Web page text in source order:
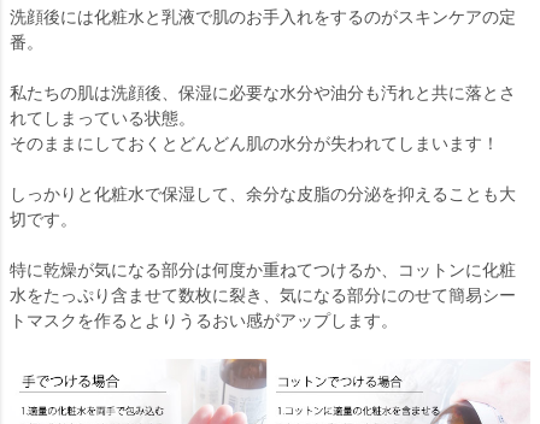
洗顔後には化粧水と乳液で肌のお手入れをするのがスキンケアの定
番。
私たちの肌は洗顔後、保湿に必要な水分や油分も汚れと共に落とさ
れてしまっている状態。
そのままにしておくとどんどん肌の水分が失われてしまいます！
しっかりと化粧水で保湿して、余分な皮脂の分泌を抑えることも大
切です。
特に乾燥が気になる部分は何度か重ねてつけるか、コットンに化粧
水をたっぷり含ませて数枚に裂き、気になる部分にのせて簡易シー
トマスクを作るとよりうるおい感がアップします。